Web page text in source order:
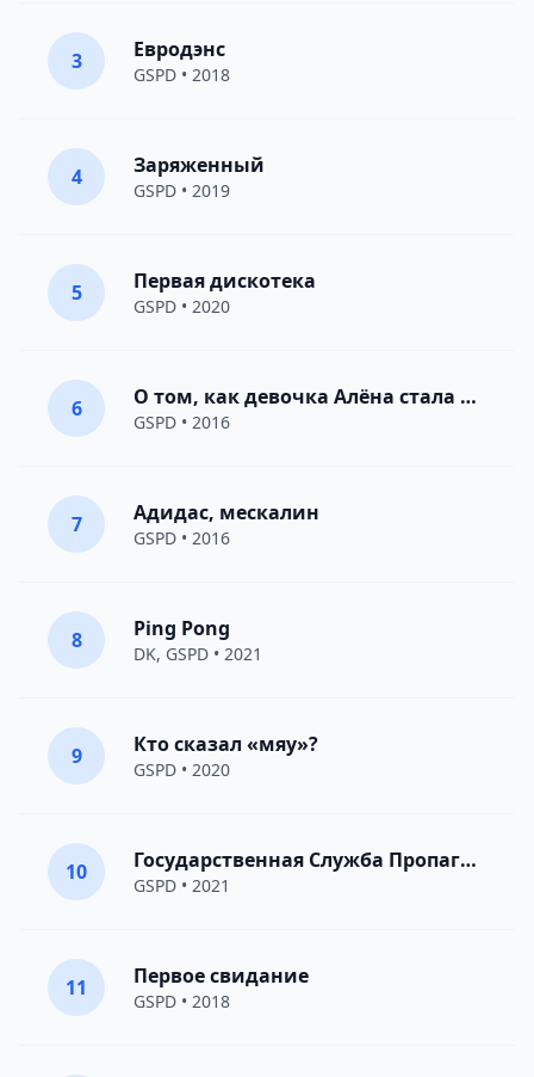
3 Евродэнс
GSPD • 2018
4 Заряженный
GSPD • 2019
5 Первая дискотека
GSPD • 2020
6 О том, как девочка Алёна стала женщиной
GSPD • 2016
7 Адидас, мескалин
GSPD • 2016
8 Ping Pong
DK, GSPD • 2021
9 Кто сказал «мяу»?
GSPD • 2020
10 Государственная Служба Пропаганды Дискотек
GSPD • 2021
11 Первое свидание
GSPD • 2018